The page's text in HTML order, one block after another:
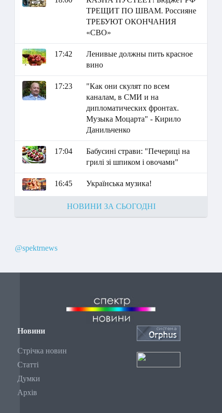
ТРЕЩИТ ПО ШВАМ. Россияне
ТРЕБУЮТ ОКОНЧАНИЯ
«СВО»
17:42
Ленивые должны пить красное
вино
17:23
"Как они скулят по всем
каналам, в СМИ и на
дипломатических фронтах.
Музыка Моцарта" - Кирило
Данильченко
17:04
Бабусині страви: "Печериці на
грилі зі шпиком і овочами"
16:45 Українська музика!
НОВИНИ ЗА СЬОГОДНІ
@spektrnews
Новини
Стрічка новин
Статті
Думки
Архів